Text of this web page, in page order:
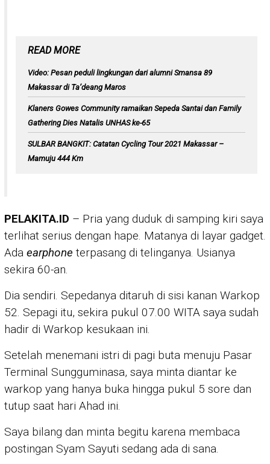
READ MORE
Video: Pesan peduli lingkungan dari alumni Smansa 89
Makassar di Ta’deang Maros
Klaners Gowes Community ramaikan Sepeda Santai dan Family
Gathering Dies Natalis UNHAS ke-65
SULBAR BANGKIT: Catatan Cycling Tour 2021 Makassar –
Mamuju 444 Km
PELAKITA.ID – Pria yang duduk di samping kiri saya
terlihat serius dengan hape. Matanya di layar gadget.
Ada earphone terpasang di telinganya. Usianya
sekira 60-an.
Dia sendiri. Sepedanya ditaruh di sisi kanan Warkop
52. Sepagi itu, sekira pukul 07.00 WITA saya sudah
hadir di Warkop kesukaan ini.
Setelah menemani istri di pagi buta menuju Pasar
Terminal Sungguminasa, saya minta diantar ke
warkop yang hanya buka hingga pukul 5 sore dan
tutup saat hari Ahad ini.
Saya bilang dan minta begitu karena membaca
postingan Syam Sayuti sedang ada di sana.